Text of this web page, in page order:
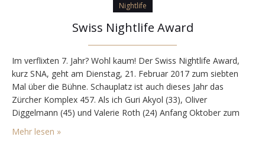
Nightlife
Swiss Nightlife Award
Im verflixten 7. Jahr? Wohl kaum! Der Swiss Nightlife Award,
kurz SNA, geht am Dienstag, 21. Februar 2017 zum siebten
Mal über die Bühne. Schauplatz ist auch dieses Jahr das
Zürcher Komplex 457. Als ich Guri Akyol (33), Oliver
Diggelmann (45) und Valerie Roth (24) Anfang Oktober zum
Interview traf, waren sie schon mitten in der Planung. Sie sind
Mehr lesen »